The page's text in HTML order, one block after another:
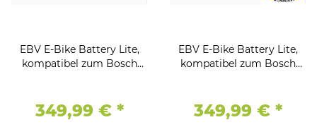
EBV E-Bike Battery Lite,
kompatibel zum Bosch
Antriebssystem 36V - 10Ah
/ 360Wh - Gepäckträger
349,99 € *
EBV E-Bike Battery Lite,
kompatibel zum Bosch
Antriebssystem 36V - 10Ah
/ 360Wh - Unterrohr
349,99 € *